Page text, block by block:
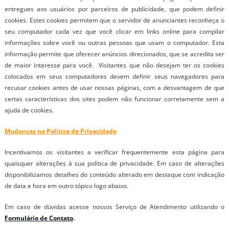
entregues aos usuários por parceiros de publicidade, que podem definir
cookies. Estes cookies permitem que o servidor de anunciantes reconheça o
seu computador cada vez que você clicar em links online para compilar
informações sobre você ou outras pessoas que usam o computador. Esta
informação permite que oferecer anúncios direcionados, que se acredita ser
de maior interesse para você. Visitantes que não desejam ter os cookies
colocados em seus computadores devem definir seus navegadores para
recusar cookies antes de usar nossas páginas, com a desvantagem de que
certas características dos sites podem não funcionar corretamente sem a
ajuda de cookies.
Mudanças na Política de Privacidade
Incentivamos os visitantes a verificar frequentemente esta página para
quaisquer alterações à sua política de privacidade. Em caso de alterações
disponibilizamos detalhes do conteúdo alterado em destaque com indicação
de data e hora em outro tópico logo abaixo.
Em caso de dúvidas acesse nossos Serviço de Atendimento utilizando o
Formulário de Contato.